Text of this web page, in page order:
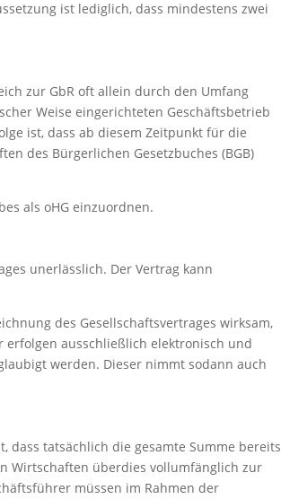
ist lediglich, dass mindestens zwei
zur GbR oft allein durch den Umfang
Weise eingerichteten Geschäftsbetrieb
ist, dass ab diesem Zeitpunkt für die
des Bürgerlichen Gesetzbuches (BGB)
als oHG einzuordnen.
unerlässlich. Der Vertrag kann
des Gesellschaftsvertrages wirksam,
ausschließlich elektronisch und
werden. Dieser nimmt sodann auch
dass tatsächlich die gesamte Summe bereits
Wirtschaften überdies vollumfänglich zur
müssen im Rahmen der